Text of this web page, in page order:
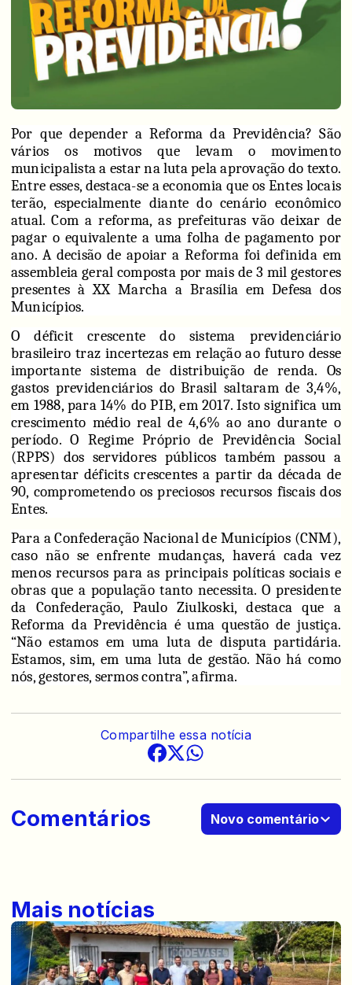
Por que depender a Reforma da Previdência? São
vários os motivos que levam o movimento
municipalista a estar na luta pela aprovação do texto.
Entre esses, destaca-se a economia que os Entes locais
terão, especialmente diante do cenário econômico
atual. Com a reforma, as prefeituras vão deixar de
pagar o equivalente a uma folha de pagamento por
ano. A decisão de apoiar a Reforma foi definida em
assembleia geral composta por mais de 3 mil gestores
presentes à XX Marcha a Brasília em Defesa dos
Municípios.
O déficit crescente do sistema previdenciário
brasileiro traz incertezas em relação ao futuro desse
importante sistema de distribuição de renda. Os
gastos previdenciários do Brasil saltaram de 3,4%,
em 1988, para 14% do PIB, em 2017. Isto significa um
crescimento médio real de 4,6% ao ano durante o
período. O Regime Próprio de Previdência Social
(RPPS) dos servidores públicos também passou a
apresentar déficits crescentes a partir da década de
90, comprometendo os preciosos recursos fiscais dos
Entes.
Para a Confederação Nacional de Municípios (CNM),
caso não se enfrente mudanças, haverá cada vez
menos recursos para as principais políticas sociais e
obras que a população tanto necessita. O presidente
da Confederação, Paulo Ziulkoski, destaca que a
Reforma da Previdência é uma questão de justiça.
“Não estamos em uma luta de disputa partidária.
Estamos, sim, em uma luta de gestão. Não há como
nós, gestores, sermos contra”, afirma.
Compartilhe essa notícia
Comentários Novo comentário
Mais notícias